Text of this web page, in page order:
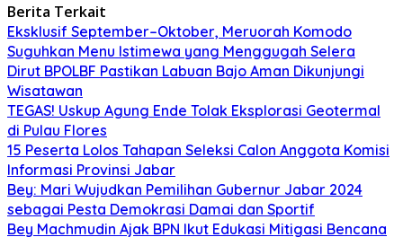
Berita Terkait
Eksklusif September–Oktober, Meruorah Komodo
Suguhkan Menu Istimewa yang Menggugah Selera
Dirut BPOLBF Pastikan Labuan Bajo Aman Dikunjungi
Wisatawan
TEGAS! Uskup Agung Ende Tolak Eksplorasi Geotermal
di Pulau Flores
15 Peserta Lolos Tahapan Seleksi Calon Anggota Komisi
Informasi Provinsi Jabar
Bey: Mari Wujudkan Pemilihan Gubernur Jabar 2024
sebagai Pesta Demokrasi Damai dan Sportif
Bey Machmudin Ajak BPN Ikut Edukasi Mitigasi Bencana